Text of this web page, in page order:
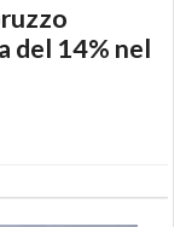
del 14% nel